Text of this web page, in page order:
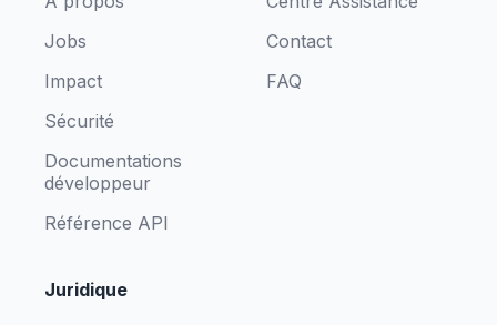
Jobs
Impact
Sécurité
Documentations
développeur
Référence API
Contact
FAQ
Juridique